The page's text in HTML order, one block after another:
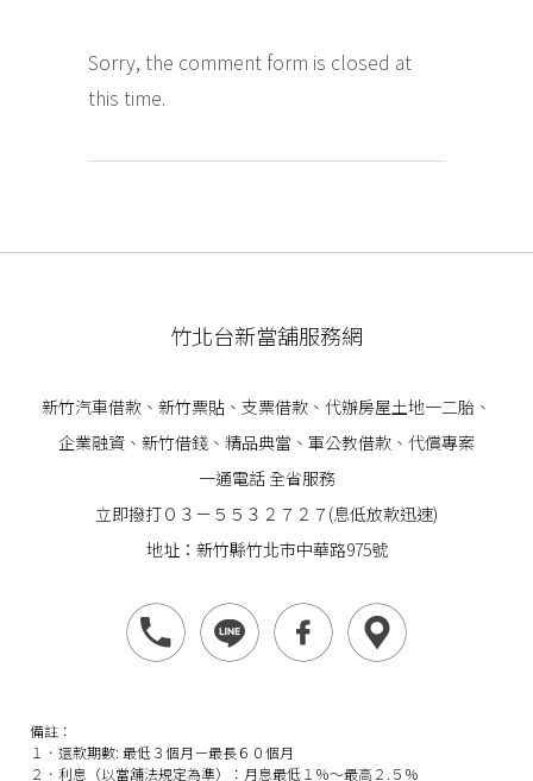
Sorry, the comment form is closed at
this time.
竹北台新當舖服務網
新竹汽車借款 、 新竹票貼 、支票借款、代辦房屋土地一二胎、
企業融資 、 新竹借錢 、精品典當、軍公教借款、代償專案
一通電話 全省服務
立即撥打０３－５５３２７２７(息低放款迅速)
地址：新竹縣竹北市中華路975號
備註：
１．還款期數: 最低３個月－最長６０個月
２．利息（以當舖法規定為準）：月息最低１％～最高２.５％